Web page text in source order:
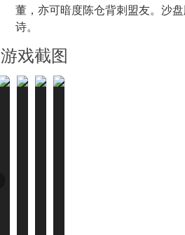
董，亦可暗度陈仓背刺盟友。沙
诗。
游戏截图